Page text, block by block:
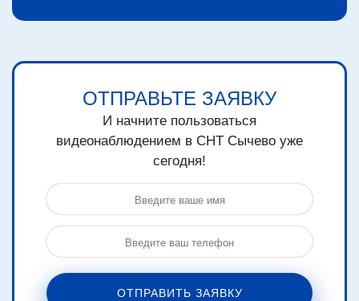
ОТПРАВЬТЕ ЗАЯВКУ
И начните пользоваться
видеонаблюдением в СНТ Сычево уже
сегодня!
ОТПРАВИТЬ ЗАЯВКУ